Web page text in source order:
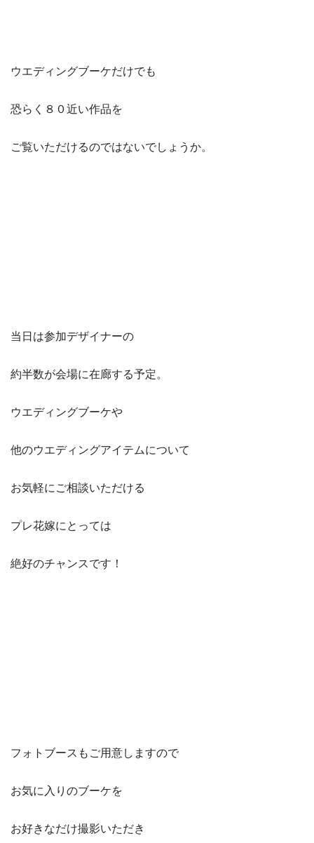
ウエディングブーケだけでも
恐らく８０近い作品を
ご覧いただけるのではないでしょうか。
当日は参加デザイナーの
約半数が会場に在廊する予定。
ウエディングブーケや
他のウエディングアイテムについて
お気軽にご相談いただける
プレ花嫁にとっては
絶好のチャンスです！
フォトブースもご用意しますので
お気に入りのブーケを
お好きなだけ撮影いただき